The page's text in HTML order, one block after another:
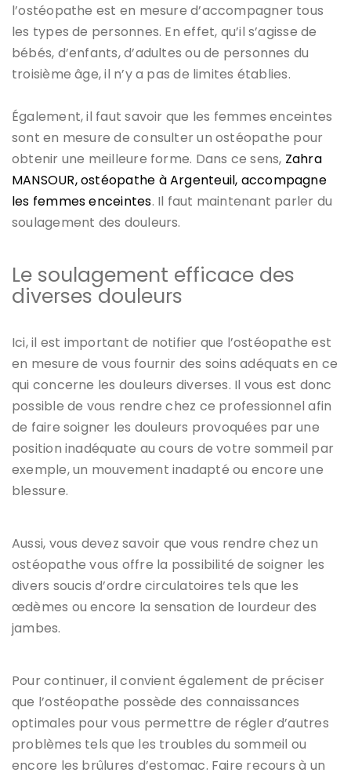
l’ostéopathe est en mesure d’accompagner tous
les types de personnes. En effet, qu’il s’agisse de
bébés, d’enfants, d’adultes ou de personnes du
troisième âge, il n’y a pas de limites établies.
Également, il faut savoir que les femmes enceintes
sont en mesure de consulter un ostéopathe pour
obtenir une meilleure forme. Dans ce sens, Zahra
MANSOUR, ostéopathe à Argenteuil, accompagne
les femmes enceintes. Il faut maintenant parler du
soulagement des douleurs.
Le soulagement efficace des
diverses douleurs
Ici, il est important de notifier que l’ostéopathe est
en mesure de vous fournir des soins adéquats en ce
qui concerne les douleurs diverses. Il vous est donc
possible de vous rendre chez ce professionnel afin
de faire soigner les douleurs provoquées par une
position inadéquate au cours de votre sommeil par
exemple, un mouvement inadapté ou encore une
blessure.
Aussi, vous devez savoir que vous rendre chez un
ostéopathe vous offre la possibilité de soigner les
divers soucis d’ordre circulatoires tels que les
œdèmes ou encore la sensation de lourdeur des
jambes.
Pour continuer, il convient également de préciser
que l’ostéopathe possède des connaissances
optimales pour vous permettre de régler d’autres
problèmes tels que les troubles du sommeil ou
encore les brûlures d’estomac. Faire recours à un